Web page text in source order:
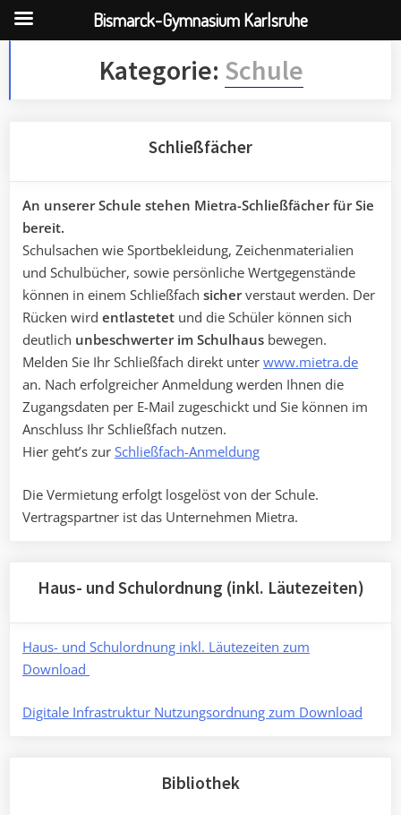
content
Kategorie: Schule
Schließfächer
An unserer Schule stehen Mietra-Schließfächer für Sie
bereit.
Schulsachen wie Sportbekleidung, Zeichenmaterialien
und Schulbücher, sowie persönliche Wertgegenstände
können in einem Schließfach sicherverstaut werden. Der
Rücken wird entlastetet und die Schüler können sich
deutlich unbeschwerter im Schulhaus bewegen.
Melden Sie Ihr Schließfach direkt unter www.mietra.de
an. Nach erfolgreicher Anmeldung werden Ihnen die
Zugangsdaten per E-Mail zugeschickt und Sie können im
Anschluss Ihr Schließfach nutzen.
Hier geht’s zur Schließfach-Anmeldung
Die Vermietung erfolgt losgelöst von der Schule.
Vertragspartner ist das Unternehmen Mietra.
Haus- und Schulordnung (inkl. Läutezeiten)
Haus- und Schulordnung inkl. Läutezeiten zum
Download
Digitale Infrastruktur Nutzungsordnung zum Download
Bibliothek
Bismarck-Gymnasium Karlsruhe